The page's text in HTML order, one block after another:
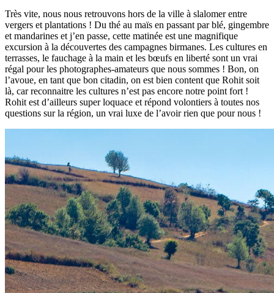
Très vite, nous nous retrouvons hors de la ville à slalomer entre
vergers et plantations ! Du thé au maïs en passant par blé, gingembre
et mandarines et j’en passe, cette matinée est une magnifique
excursion à la découvertes des campagnes birmanes. Les cultures en
terrasses, le fauchage à la main et les bœufs en liberté sont un vrai
régal pour les photographes-amateurs que nous sommes ! Bon, on
l’avoue, en tant que bon citadin, on est bien content que Rohit soit
là, car reconnaitre les cultures n’est pas encore notre point fort !
Rohit est d’ailleurs super loquace et répond volontiers à toutes nos
questions sur la région, un vrai luxe de l’avoir rien que pour nous !